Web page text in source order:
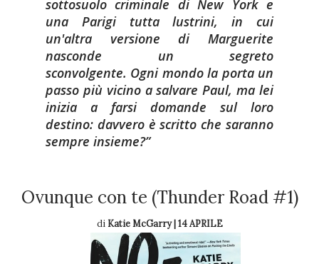
sottosuolo criminale di New York e
una Parigi tutta lustrini, in cui
un'altra versione di Marguerite
nasconde un segreto
sconvolgente. Ogni mondo la porta un
passo più vicino a salvare Paul, ma lei
inizia a farsi domande sul loro
destino: davvero è scritto che saranno
sempre insieme?
Ovunque con te (Thunder Road #1)
di Katie McGarry | 14 APRILE